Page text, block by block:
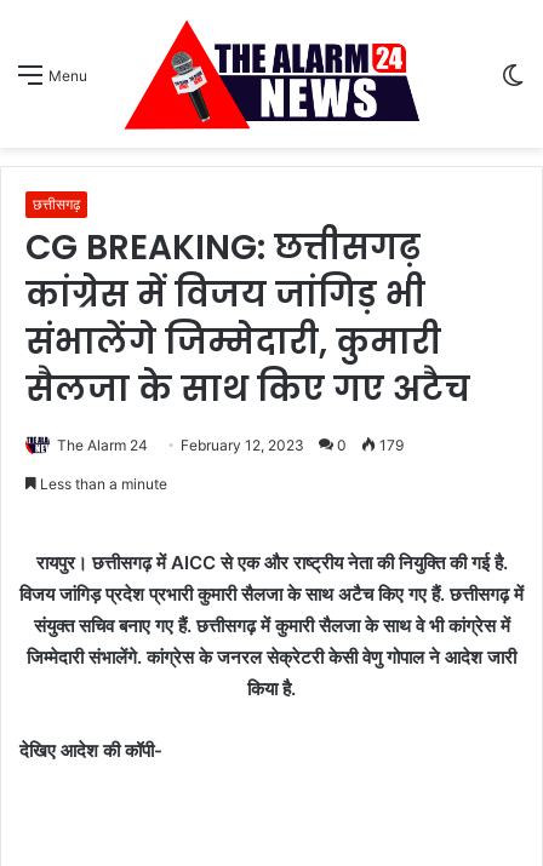
Menu
छत्तीसगढ़
CG BREAKING: छत्तीसगढ़
कांग्रेस में विजय जांगिड़ भी
संभालेंगे जिम्मेदारी, कुमारी
सैलजा के साथ किए गए अटैच
The Alarm 24 February 12, 2023 0 179
Less than a minute
रायपुर। छत्तीसगढ़ में AICC से एक और राष्ट्रीय नेता की नियुक्ति की गई है.
विजय जांगिड़ प्रदेश प्रभारी कुमारी सैलजा के साथ अटैच किए गए हैं. छत्तीसगढ़ में
संयुक्त सचिव बनाए गए हैं. छत्तीसगढ़ में कुमारी सैलजा के साथ वे भी कांग्रेस में
जिम्मेदारी संभालेंगे. कांग्रेस के जनरल सेक्रेटरी केसी वेणु गोपाल ने आदेश जारी
किया है.
देखिए आदेश की कॉपी-